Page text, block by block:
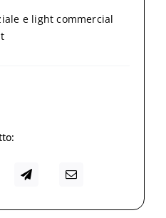
e light commercial